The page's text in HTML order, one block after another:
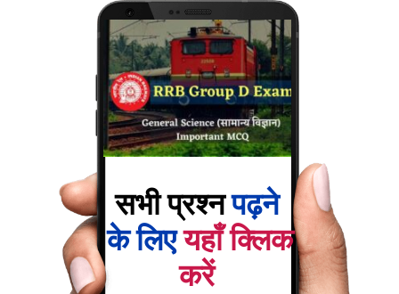
सभी प्रश्न पढ़ने
के लिए यहाँ क्लिक
करें